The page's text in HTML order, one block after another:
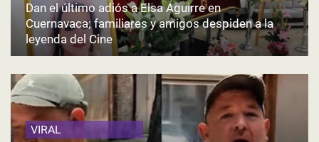
Dan el último adiós a Elsa Aguirre en
Cuernavaca; familiares y amigos despiden a la
leyenda del Cine
VIRAL